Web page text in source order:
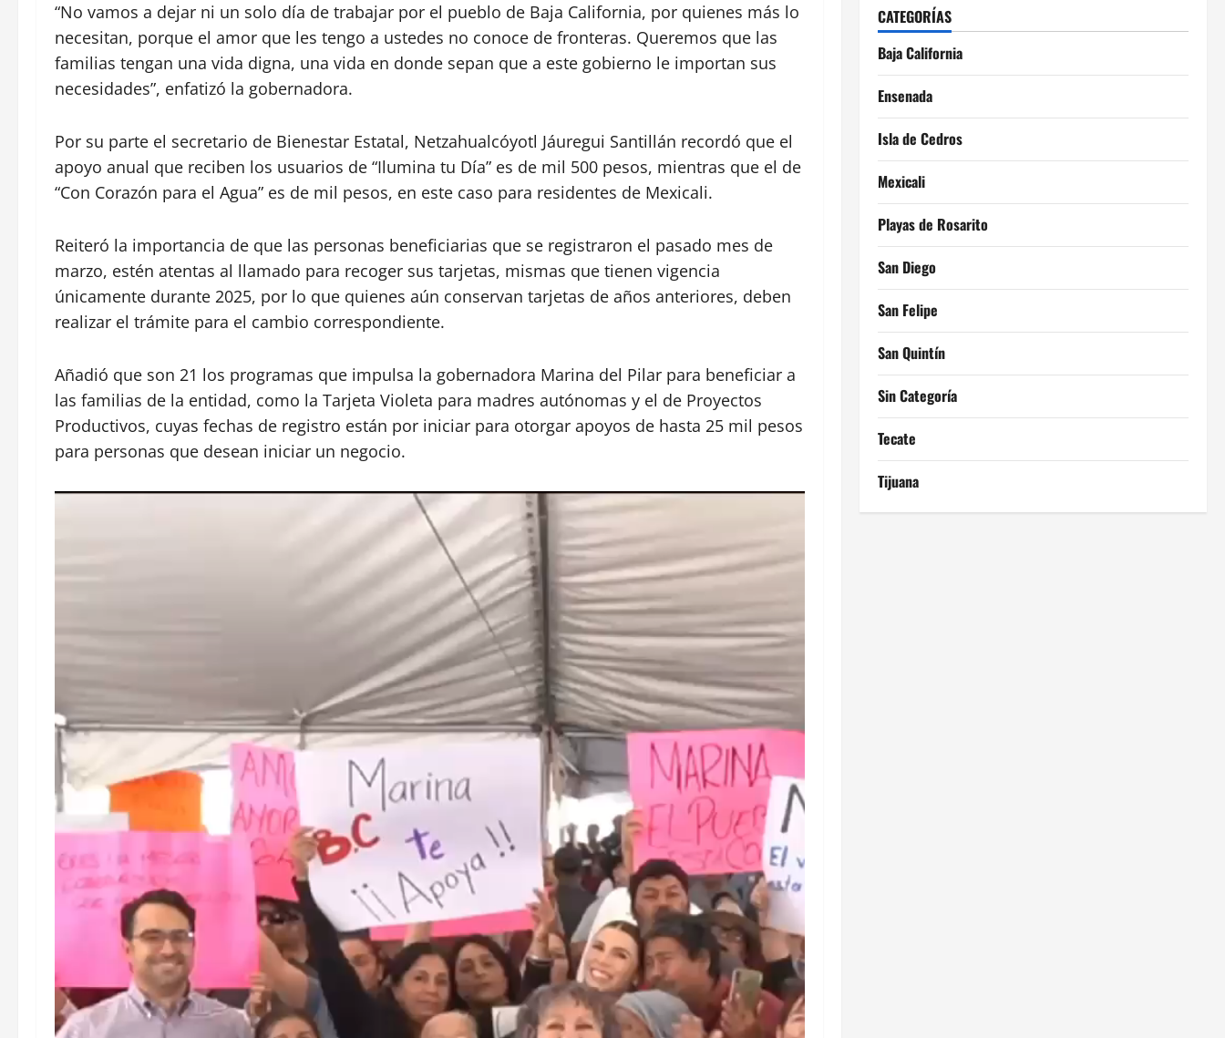
“No vamos a dejar ni un solo día de trabajar por el pueblo de Baja California, por quienes más lo
necesitan, porque el amor que les tengo a ustedes no conoce de fronteras. Queremos que las
familias tengan una vida digna, una vida en donde sepan que a este gobierno le importan sus
necesidades”, enfatizó la gobernadora.
Por su parte el secretario de Bienestar Estatal, Netzahualcóyotl Jáuregui Santillán recordó que el
apoyo anual que reciben los usuarios de “Ilumina tu Día” es de mil 500 pesos, mientras que el de
“Con Corazón para el Agua” es de mil pesos, en este caso para residentes de Mexicali.
Reiteró la importancia de que las personas beneficiarias que se registraron el pasado mes de
marzo, estén atentas al llamado para recoger sus tarjetas, mismas que tienen vigencia
únicamente durante 2025, por lo que quienes aún conservan tarjetas de años anteriores, deben
realizar el trámite para el cambio correspondiente.
Añadió que son 21 los programas que impulsa la gobernadora Marina del Pilar para beneficiar a
las familias de la entidad, como la Tarjeta Violeta para madres autónomas y el de Proyectos
Productivos, cuyas fechas de registro están por iniciar para otorgar apoyos de hasta 25 mil pesos
para personas que desean iniciar un negocio.
CATEGORÍAS
Baja California
Ensenada
Isla de Cedros
Mexicali
Playas de Rosarito
San Diego
San Felipe
San Quintín
Sin Categoría
Tecate
Tijuana